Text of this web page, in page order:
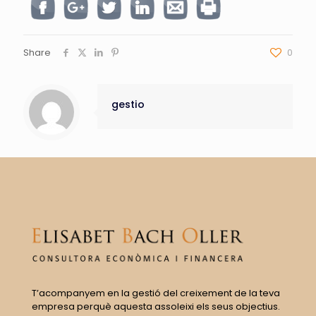
Share 0
gestio
T’acompanyem en la gestió del creixement de la teva
empresa perquè aquesta assoleixi els seus objectius.